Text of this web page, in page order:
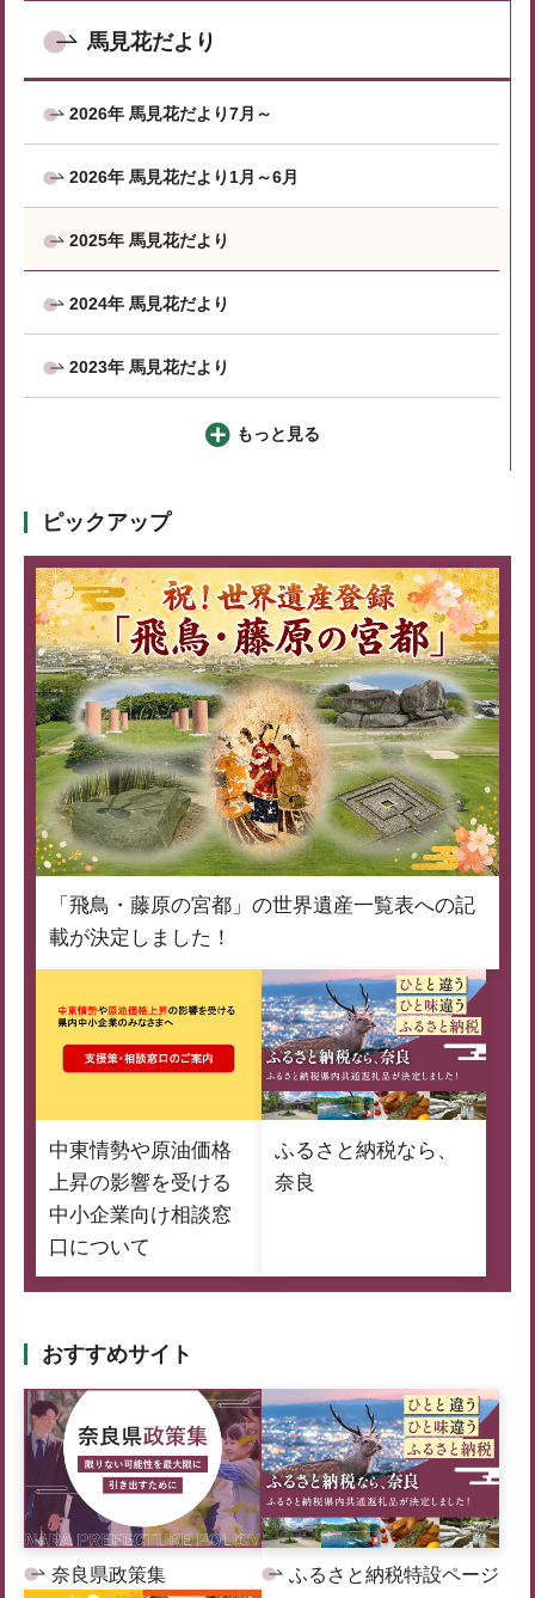
馬見花だより
2026年 馬見花だより7月～
2026年 馬見花だより1月～6月
2025年 馬見花だより
2024年 馬見花だより
2023年 馬見花だより
もっと見る
ピックアップ
「飛鳥・藤原の宮都」の世界遺産一覧表への記
載が決定しました！
中東情勢や原油価格
上昇の影響を受ける
中小企業向け相談窓
口について
ふるさと納税なら、
奈良
おすすめサイト
奈良県政策集 ふるさと納税特設ページ